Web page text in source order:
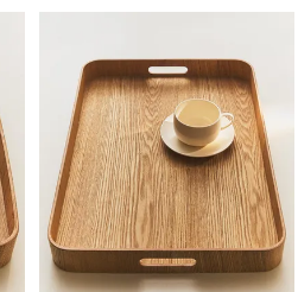
Image changée en 1 de 6